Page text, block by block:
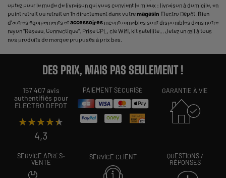
optez pour le mode de livraison qui vous convient le mieux : livraison à domicile, en
point retrait ou retrait en 1h directement dans votremagasin Electro Dépôt. Bien
d'autres équipements etaccessoires incontournables sont disponibles dans notre
rayon "Réseau, Connectique". Prise CPL, clé Wifi, kit satellite... Jetez un œil à tous
nos produits de marque proposés à prix bas.
DES PRIX, MAIS PAS SEULEMENT !
157 407 avis
authentifiés pour
ELECTRO DEPOT
★★★★★
★★★★★
4,3
PAIEMENT SÉCURISÉ GARANTIE À VIE
SERVICE APRÈS-
VENTE
SERVICE CLIENT
QUESTIONS /
RÉPONSES